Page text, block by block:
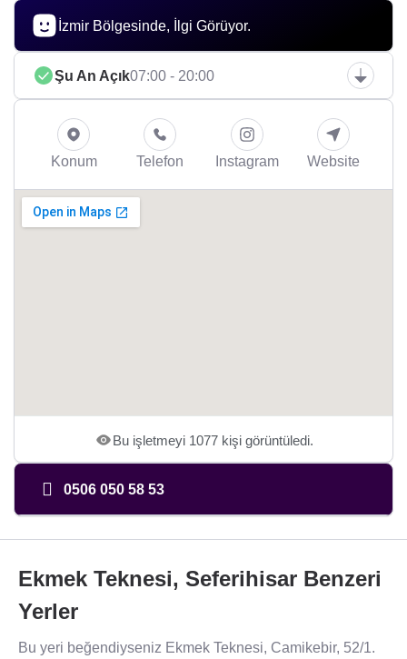
İzmir Bölgesinde, İlgi Görüyor.
Şu An Açık07:00 - 20:00
Konum Telefon Instagram Website
Bu işletmeyi 1077 kişi görüntüledi.
0506 050 58 53
Ekmek Teknesi, Seferihisar Benzeri
Yerler
Bu yeri beğendiyseniz Ekmek Teknesi, Camikebir, 52/1.